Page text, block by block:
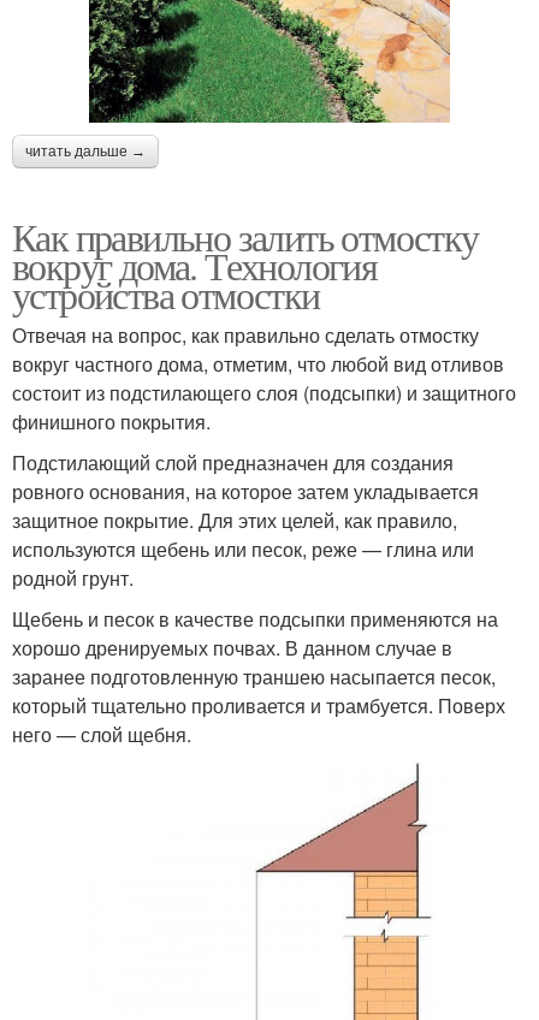
читать дальше →
Как правильно залить отмостку
вокруг дома. Технология
устройства отмостки
Отвечая на вопрос, как правильно сделать отмостку
вокруг частного дома, отметим, что любой вид отливов
состоит из подстилающего слоя (подсыпки) и защитного
финишного покрытия.
Подстилающий слой предназначен для создания
ровного основания, на которое затем укладывается
защитное покрытие. Для этих целей, как правило,
используются щебень или песок, реже — глина или
родной грунт.
Щебень и песок в качестве подсыпки применяются на
хорошо дренируемых почвах. В данном случае в
заранее подготовленную траншею насыпается песок,
который тщательно проливается и трамбуется. Поверх
него — слой щебня.